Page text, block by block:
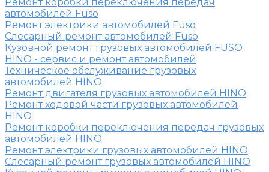
автомобилей Fuso
Ремонт электрики автомобилей Fuso
Слесарный ремонт автомобилей Fuso
Кузовной ремонт грузовых автомобилей FUSO
HINO - сервис и ремонт автомобилей
Техническое обслуживание грузовых
автомобилей HINO
Ремонт двигателя грузовых автомобилей HINO
Ремонт ходовой части грузовых автомобилей
HINO
Ремонт коробки переключения передач грузовых
автомобилей HINO
Ремонт электрики грузовых автомобилей HINO
Слесарный ремонт грузовых автомобилей HINO